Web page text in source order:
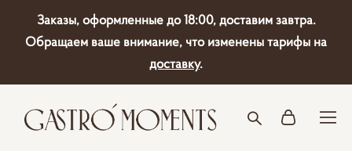
Заказы, оформленные до 18:00, доставим завтра.
Обращаем ваше внимание, что изменены тарифы на
доставку.